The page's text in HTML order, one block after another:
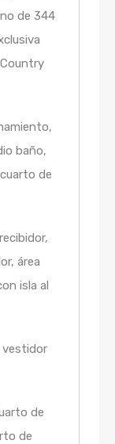
de 344
baño,
de
área
isla al
vestidor
de
de